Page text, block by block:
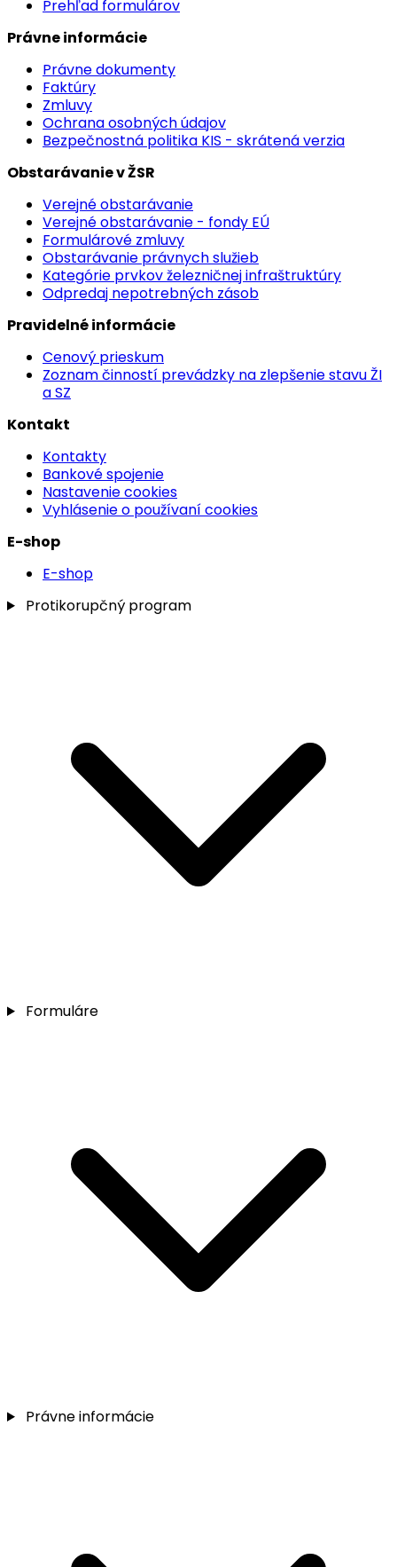
Prehľad formulárov
Právne informácie
Právne dokumenty
Faktúry
Zmluvy
Ochrana osobných údajov
Bezpečnostná politika KIS - skrátená verzia
Obstarávanie v ŽSR
Verejné obstarávanie
Verejné obstarávanie - fondy EÚ
Formulárové zmluvy
Obstarávanie právnych služieb
Kategórie prvkov železničnej infraštruktúry
Odpredaj nepotrebných zásob
Pravidelné informácie
Cenový prieskum
Zoznam činností prevádzky na zlepšenie stavu ŽI
a SZ
Kontakt
Kontakty
Bankové spojenie
Nastavenie cookies
Vyhlásenie o používaní cookies
E-shop
E-shop
Protikorupčný program
Formuláre
Právne informácie